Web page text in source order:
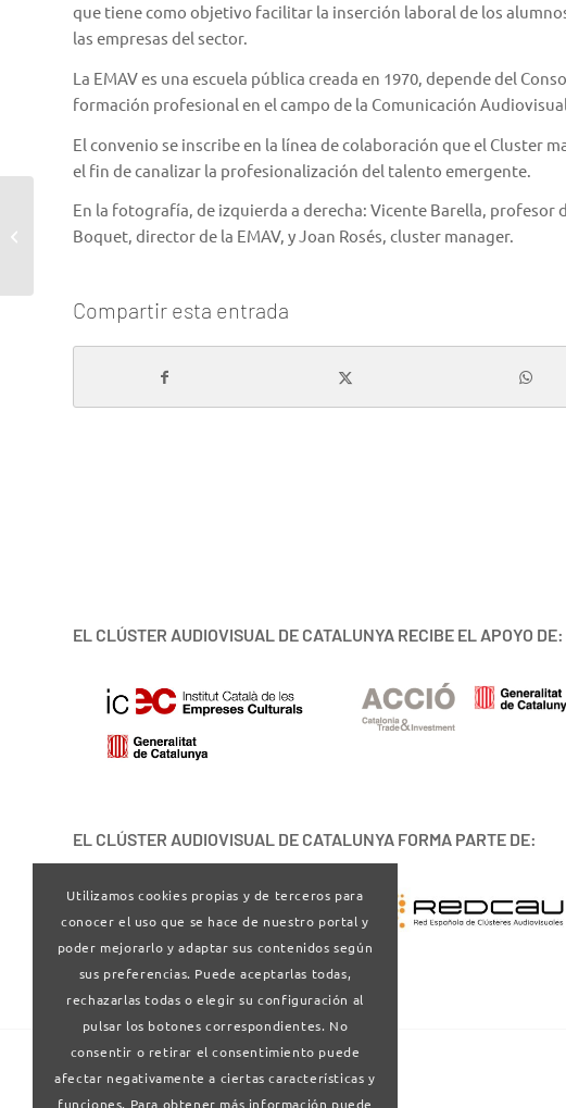
que tiene como objetivo facilitar la inserción laboral de los
las empresas del sector.
La EMAV es una escuela pública creada en 1970, depende del
formación profesional en el campo de la Comunicación Audiovisual.
El convenio se inscribe en la línea de colaboración que el Cluster
el fin de canalizar la profesionalización del talento emergente.
En la fotografía, de izquierda a derecha: Vicente Barella, profesor
Boquet, director de la EMAV, y Joan Rosés, cluster manager.
Compartir esta entrada
EL CLÚSTER AUDIOVISUAL DE CATALUNYA RECIBE EL APOYO DE:
EL CLÚSTER AUDIOVISUAL DE CATALUNYA FORMA PARTE DE:
El Cluster promueve la AEI Barcelona
Media Alliance
Utilizamos cookies propias y de terceros para
conocer el uso que se hace de nuestro portal y
poder mejorarlo y adaptar sus contenidos según
sus preferencias. Puede aceptarlas todas,
rechazarlas todas o elegir su configuración al
pulsar los botones correspondientes. No
consentir o retirar el consentimiento puede
afectar negativamente a ciertas características y
funciones. Para obtener más información puede